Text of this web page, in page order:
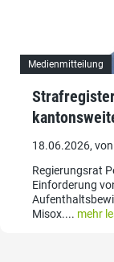
Medienmitteilung
18.06.2026,
Regierungsrat
Einforderung
Misox.... mehr